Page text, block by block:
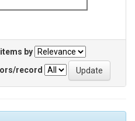
by
record